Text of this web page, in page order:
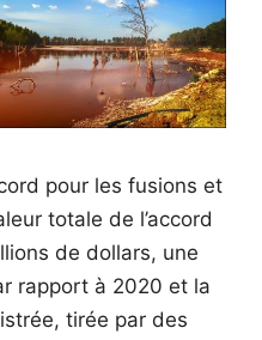
pour les fusions et
totale de l’accord
de dollars, une
rapport à 2020 et la
tirée par des